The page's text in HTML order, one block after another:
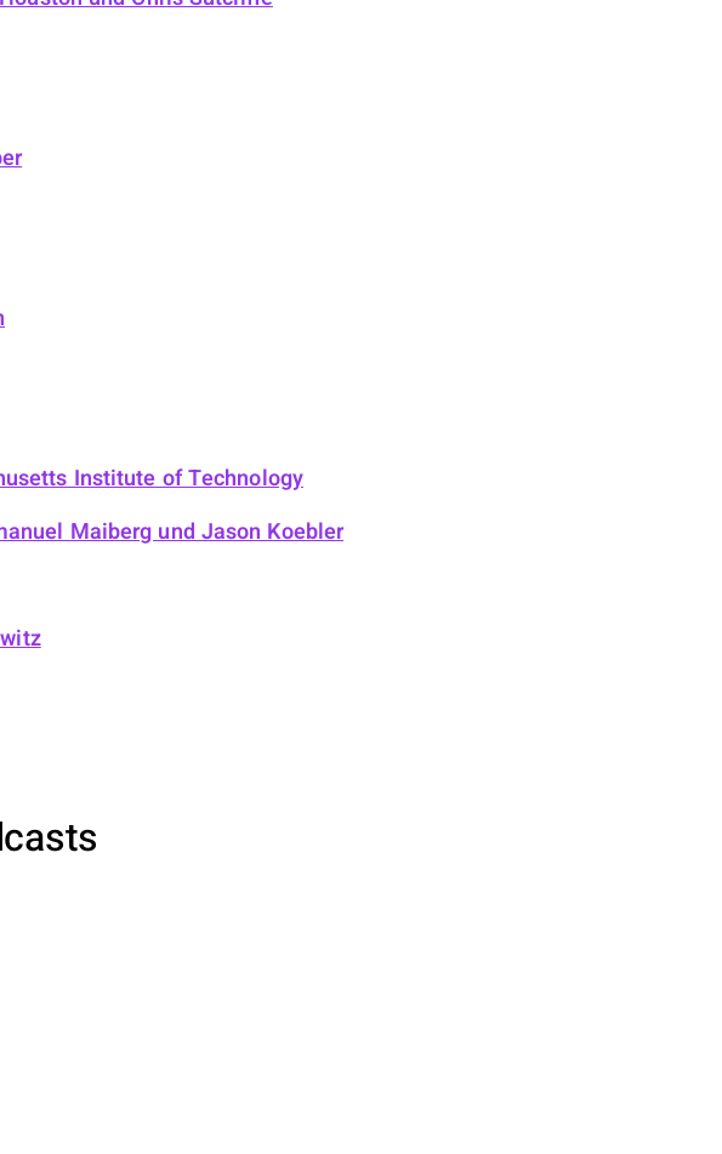
Institute of Technology
Maiberg und Jason Koebler